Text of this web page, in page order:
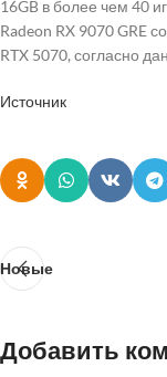
16GB в более чем 40
Radeon RX 9070 GRE
RTX 5070, согласно
Источник
Новые
Добавить